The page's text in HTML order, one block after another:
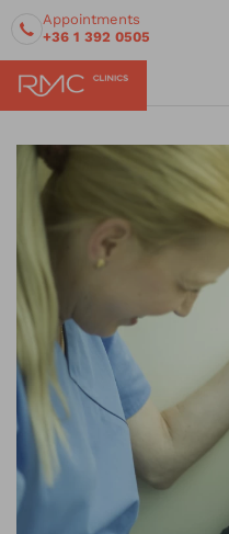
Appointments
+36 1 392 0505